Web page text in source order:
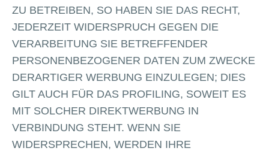
ZU BETREIBEN, SO HABEN SIE DAS RECHT,
JEDERZEIT WIDERSPRUCH GEGEN DIE
VERARBEITUNG SIE BETREFFENDER
PERSONENBEZOGENER DATEN ZUM ZWECKE
DERARTIGER WERBUNG EINZULEGEN; DIES
GILT AUCH FÜR DAS PROFILING, SOWEIT ES
MIT SOLCHER DIREKTWERBUNG IN
VERBINDUNG STEHT. WENN SIE
WIDERSPRECHEN, WERDEN IHRE